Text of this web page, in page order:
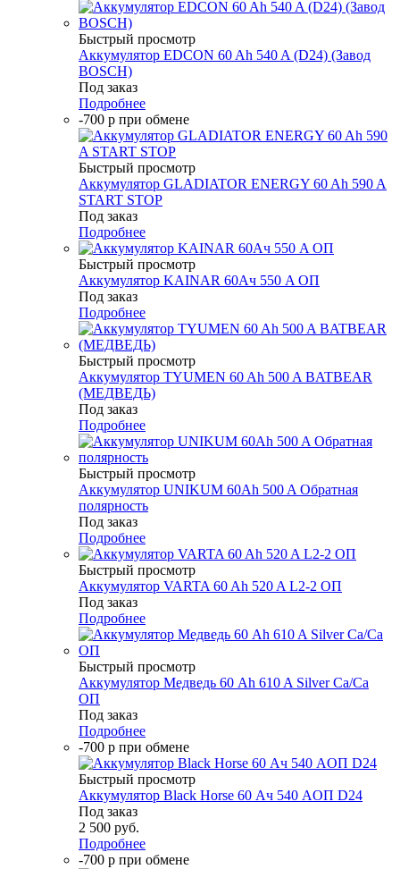
Быстрый просмотр
Аккумулятор EDCON 60 Ah 540 A (D24) (Завод
BOSCH)
Под заказ
Подробнее
-700 р при обмене
Быстрый просмотр
Аккумулятор GLADIATOR ENERGY 60 Ah 590 A
START STOP
Под заказ
Подробнее
Быстрый просмотр
Аккумулятор KAINAR 60Ач 550 A ОП
Под заказ
Подробнее
Быстрый просмотр
Аккумулятор TYUMEN 60 Ah 500 A BATBEAR
(МЕДВЕДЬ)
Под заказ
Подробнее
Быстрый просмотр
Аккумулятор UNIKUM 60Ah 500 A Обратная
полярность
Под заказ
Подробнее
Быстрый просмотр
Аккумулятор VARTA 60 Ah 520 A L2-2 ОП
Под заказ
Подробнее
Быстрый просмотр
Аккумулятор Медведь 60 Ah 610 A Silver Ca/Ca
ОП
Под заказ
Подробнее
-700 р при обмене
Быстрый просмотр
Аккумулятор Black Horse 60 Ач 540 AОП D24
Под заказ
2 500 руб.
Подробнее
-700 р при обмене